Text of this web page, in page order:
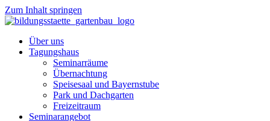
Zum Inhalt springen
Über uns
Tagungshaus
Seminarräume
Übernachtung
Speisesaal und Bayernstube
Park und Dachgarten
Freizeitraum
Seminarangebot